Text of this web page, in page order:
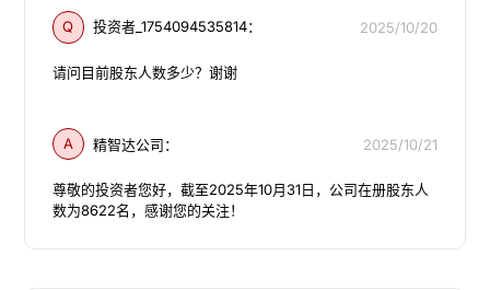
Q 投资者_1754094535814： 2025/10/20
请问目前股东人数多少？谢谢
A 精智达公司： 2025/10/21
尊敬的投资者您好，截至2025年10月31日，公司在册股东人